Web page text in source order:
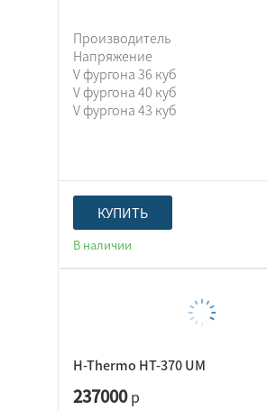
Производитель
Напряжение
V фургона 36 куб
V фургона 40 куб
V фургона 43 куб
КУПИТЬ
В наличии
H-Thermo HT-370 UM
237000р